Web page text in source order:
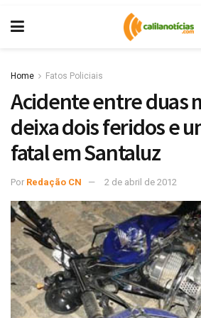
Home Fatos Policiais
Acidente entre duas
deixa dois feridos e
fatal em Santaluz
Por Redação CN 2 de abril de 2012